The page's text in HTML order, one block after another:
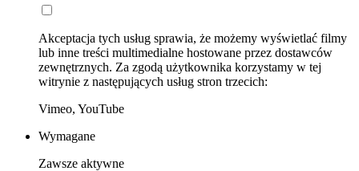
Akceptacja tych usług sprawia, że możemy wyświetlać filmy
lub inne treści multimedialne hostowane przez dostawców
zewnętrznych. Za zgodą użytkownika korzystamy w tej
witrynie z następujących usług stron trzecich:
Vimeo, YouTube
Wymagane
Zawsze aktywne